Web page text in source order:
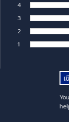
4
3
2
1